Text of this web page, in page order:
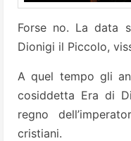
Forse no. La data
Dionigi il Piccolo,
A quel tempo gli
cosiddetta Era di
regno
cristiani.